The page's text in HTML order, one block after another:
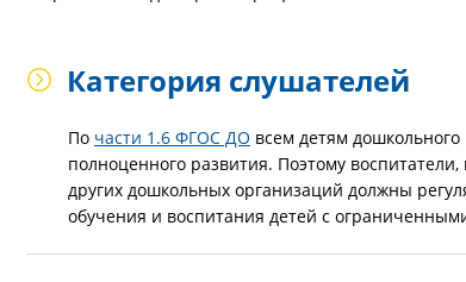
Категория слушателей
По части 1.6 ФГОС ДО всем детям
полноценного развития. Поэтому
других дошкольных организаций должны
обучения и воспитания детей с